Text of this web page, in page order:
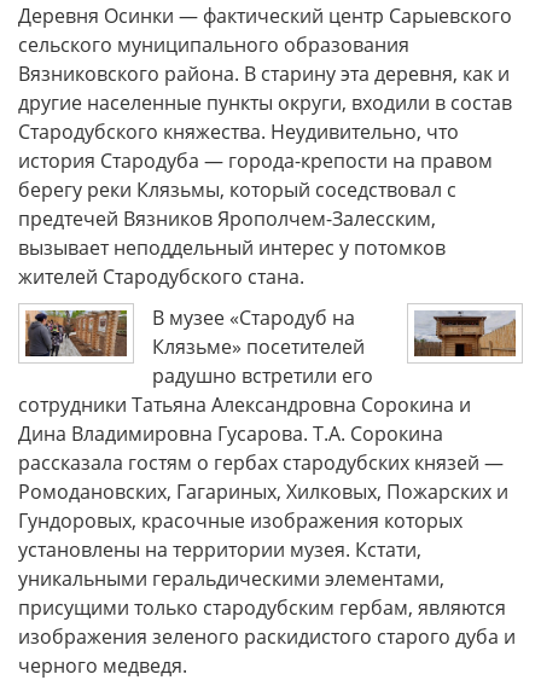
Деревня Осинки — фактический центр Сарыевского
сельского муниципального образования
Вязниковского района. В старину эта деревня, как и
другие населенные пункты округи, входили в состав
Стародубского княжества. Неудивительно, что
история Стародуба — города-крепости на правом
берегу реки Клязьмы, который соседствовал с
предтечей Вязников Ярополчем-Залесским,
вызывает неподдельный интерес у потомков
жителей Стародубского стана.
В музее «Стародуб на
Клязьме» посетителей
радушно встретили его
сотрудники Татьяна Александровна Сорокина и
Дина Владимировна Гусарова. Т.А. Сорокина
рассказала гостям о гербах стародубских князей —
Ромодановских, Гагариных, Хилковых, Пожарских и
Гундоровых, красочные изображения которых
установлены на территории музея. Кстати,
уникальными геральдическими элементами,
присущими только стародубским гербам, являются
изображения зеленого раскидистого старого дуба и
черного медведя.